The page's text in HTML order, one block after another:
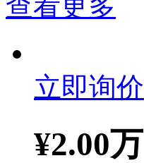
立即询价
¥2.00万